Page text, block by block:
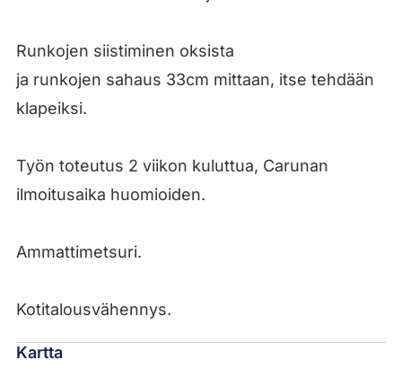
Runkojen siistiminen oksista
ja runkojen sahaus 33cm mittaan, itse tehdään
klapeiksi.
Työn toteutus 2 viikon kuluttua, Carunan
ilmoitusaika huomioiden.
Ammattimetsuri.
Kotitalousvähennys.
Kartta